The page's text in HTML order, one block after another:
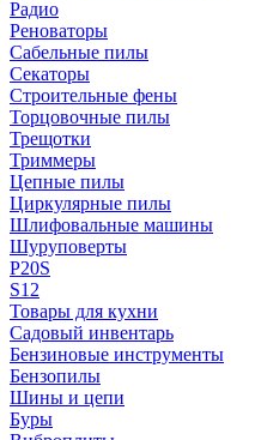
Радио
Реноваторы
Сабельные пилы
Секаторы
Строительные фены
Торцовочные пилы
Трещотки
Триммеры
Цепные пилы
Циркулярные пилы
Шлифовальные машины
Шуруповерты
P20S
S12
Товары для кухни
Садовый инвентарь
Бензиновые инструменты
Бензопилы
Шины и цепи
Буры